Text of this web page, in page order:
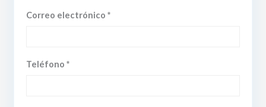
Correo electrónico *
Teléfono *